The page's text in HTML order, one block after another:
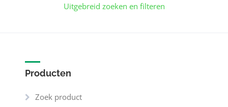
Uitgebreid zoeken en filteren
Producten
Zoek product